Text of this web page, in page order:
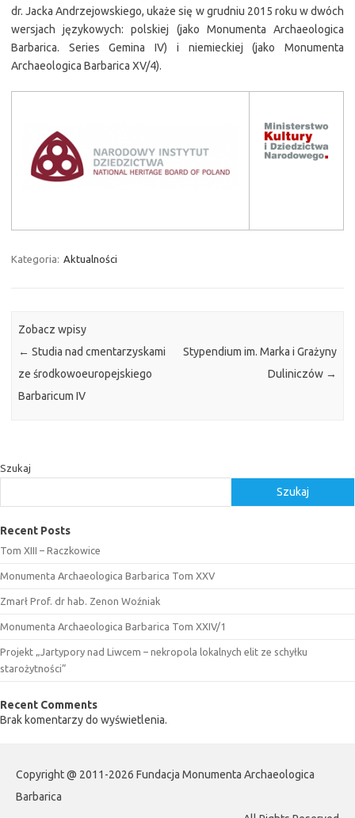
dr. Jacka Andrzejowskiego, ukaże się w grudniu 2015 roku w dwóch
wersjach językowych: polskiej (jako Monumenta Archaeologica
Barbarica. Series Gemina IV) i niemieckiej (jako Monumenta
Archaeologica Barbarica XV/4).
Kategoria: Aktualności
Zobacz wpisy
← Studia nad cmentarzyskami
ze środkowoeuropejskiego
Barbaricum IV
Stypendium im. Marka i Grażyny
Duliniczów →
Szukaj
Szukaj
Recent Posts
Tom XIII – Raczkowice
Monumenta Archaeologica Barbarica Tom XXV
Zmarł Prof. dr hab. Zenon Woźniak
Monumenta Archaeologica Barbarica Tom XXIV/1
Projekt „Jartypory nad Liwcem – nekropola lokalnych elit ze schyłku
starożytności”
Recent Comments
Brak komentarzy do wyświetlenia.
Copyright @ 2011-2026 Fundacja Monumenta Archaeologica
Barbarica